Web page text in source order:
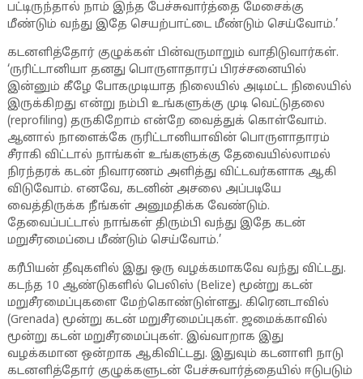
பட்டிருந்தால் நாம் இந்த பேச்சுவார்த்தை மேசைக்கு
மீண்டும் வந்து இதே செயற்பாட்டை மீண்டும் செய்வோம்.’
கடனளித்தோர் குழுக்கள் பின்வருமாறும் வாதிடுவார்கள்.
‘ருரிட்டானியா தனது பொருளாதாரப் பிரச்சனையில்
இன்னும் கீழே போகமுடியாத நிலையில் அடிமட்ட நிலையில்
இருக்கிறது என்று நம்பி உங்களுக்கு முடி வெட்டுதலை
(reprofiling) தருகிறோம் என்றே வைத்துக் கொள்வோம்.
ஆனால் நாளைக்கே ருரிட்டானியாவின் பொருளாதாரம்
சீராகி விட்டால் நாங்கள் உங்களுக்கு தேவையில்லாமல்
நிரந்தரக் கடன் நிவாரணம் அளித்து விட்டவர்களாக ஆகி
விடுவோம். எனவே, கடனின் அசலை அப்படியே
வைத்திருக்க நீங்கள் அனுமதிக்க வேண்டும்.
தேவைப்பட்டால் நாங்கள் திரும்பி வந்து இதே கடன்
மறுசீரமைப்பை மீண்டும் செய்வோம்.’
கரீபியன் தீவுகளில் இது ஒரு வழக்கமாகவே வந்து விட்டது.
கடந்த 10 ஆண்டுகளில் பெலிஸ் (Belize) மூன்று கடன்
மறுசீரமைப்புகளை மேற்கொண்டுள்ளது. கிரெனடாவில்
(Grenada) மூன்று கடன் மறுசீரமைப்புகள். ஜமைக்காவில்
மூன்று கடன் மறுசீரமைப்புகள். இவ்வாறாக இது
வழக்கமான ஒன்றாக ஆகிவிட்டது. இதுவும் கடனாளி நாடு
கடனளித்தோர் குழுக்களுடன் பேச்சுவார்த்தையில் ஈடுபடும்